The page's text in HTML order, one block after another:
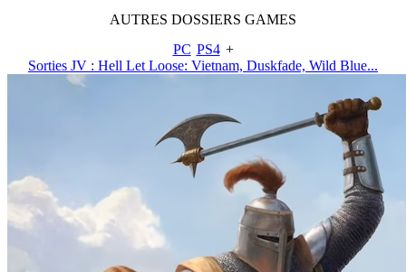
AUTRES DOSSIERS GAMES
PC PS4 +
Sorties JV : Hell Let Loose: Vietnam, Duskfade, Wild Blue...